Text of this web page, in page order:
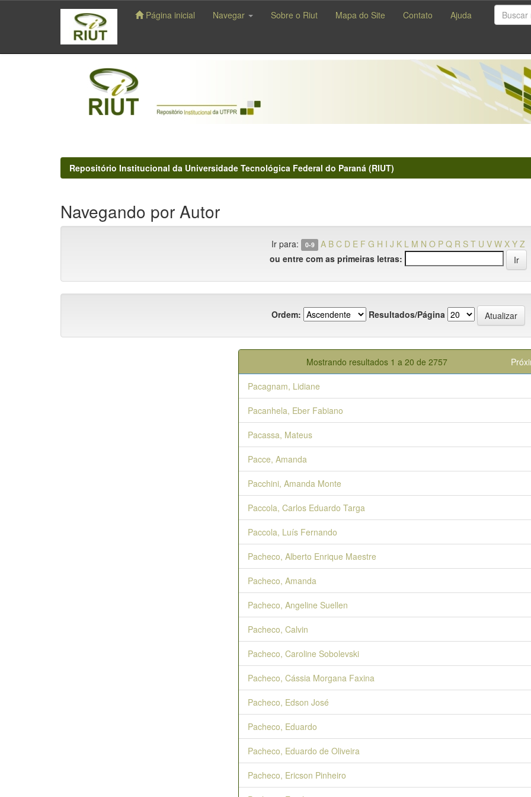
navigation
Página inicial Navegar Sobre o Riut Mapa do Site Contato Ajuda
Repositório Institucional da Universidade Tecnológica Federal do Paraná (RIUT)
Navegando por Autor
Ir para: 0-9 A B C D E F G H I J K L M N O P Q R S T U V W X Y Z
ou entre com as primeiras letras:
Ordem: Resultados/Página
Mostrando resultados 1 a 20 de 2757
Pacagnam, Lidiane
Pacanhela, Eber Fabiano
Pacassa, Mateus
Pacce, Amanda
Pacchini, Amanda Monte
Paccola, Carlos Eduardo Targa
Paccola, Luís Fernando
Pacheco, Alberto Enrique Maestre
Pacheco, Amanda
Pacheco, Angeline Suellen
Pacheco, Calvin
Pacheco, Caroline Sobolevski
Pacheco, Cássia Morgana Faxina
Pacheco, Edson José
Pacheco, Eduardo
Pacheco, Eduardo de Oliveira
Pacheco, Ericson Pinheiro